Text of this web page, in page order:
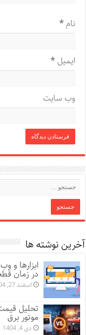
نام*
ایمیل*
وب‌ سایت
آخرین نوشته ها
ابزارها و
در زمان
اسفند 27, 1404
تحلیل
موتور برق
دی 4, 1404